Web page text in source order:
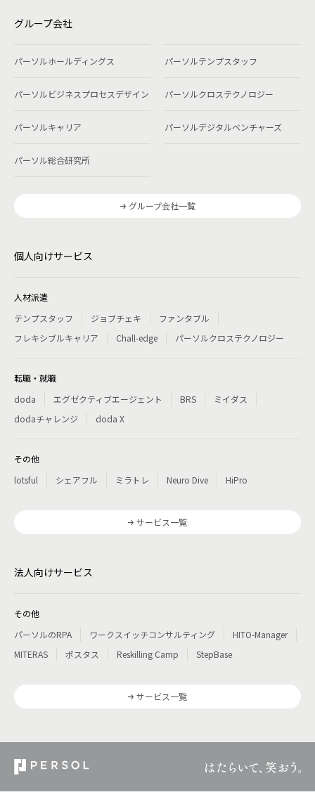
グループ会社
パーソルホールディングス パーソルテンプスタッフ
パーソルビジネスプロセスデザイン パーソルクロステクノロジー
パーソルキャリア パーソルデジタルベンチャーズ
パーソル総合研究所
グループ会社一覧
個人向けサービス
人材派遣
テンプスタッフ
ジョブチェキ
ファンタブル
フレキシブルキャリア
Chall-edge パーソルクロステクノロジー
転職・就職
doda
エグゼクティブエージェント BRS
ミイダス
dodaチャレンジ
doda X
その他
lotsful
シェアフル ミラトレ Neuro Dive HiPro
サービス一覧
法人向けサービス
その他
パーソルのRPA
ワークスイッチコンサルティング
HITO-Manager
MITERAS
ポスタス Reskilling Camp StepBase
サービス一覧